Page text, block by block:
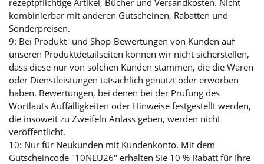
rezeptpflichtige Artikel, Bücher und Versandkosten. Nicht
kombinierbar mit anderen Gutscheinen, Rabatten und
Sonderpreisen.
9: Bei Produkt- und Shop-Bewertungen von Kunden auf
unseren Produktdetailseiten können wir nicht sicherstellen,
dass diese nur von solchen Kunden stammen, die die Waren
oder Dienstleistungen tatsächlich genutzt oder erworben
haben. Bewertungen, bei denen bei der Prüfung des
Wortlauts Auffälligkeiten oder Hinweise festgestellt werden,
die insoweit zu Zweifeln Anlass geben, werden nicht
veröffentlicht.
10: Nur für Neukunden mit Kundenkonto. Mit dem
Gutscheincode "10NEU26" erhalten Sie 10 % Rabatt für Ihre